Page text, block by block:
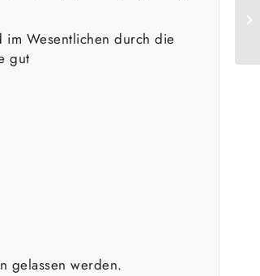
im Wesentlichen durch die
gut
gelassen werden.